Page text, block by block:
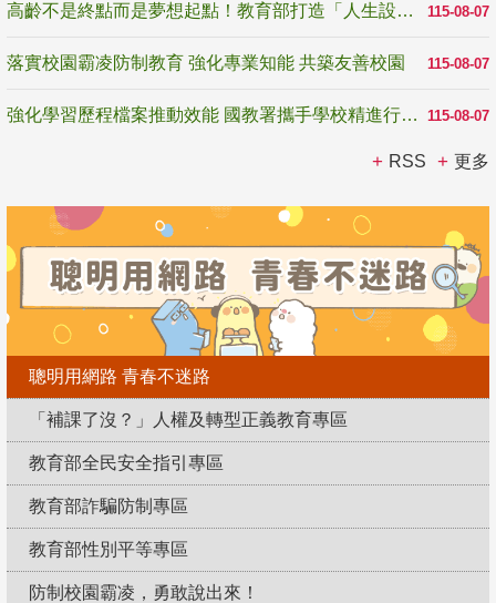
115-08-07
高齡不是終點而是夢想起點！教育部打造「人生設計夢工場」 參展第3屆高齡健康產業博覽會
115-08-07
落實校園霸凌防制教育 強化專業知能 共築友善校園
115-08-07
強化學習歷程檔案推動效能 國教署攜手學校精進行政與教學支持
RSS 更多
聰明用網路 青春不迷路
「補課了沒？」人權及轉型正義教育專區
教育部全民安全指引專區
教育部詐騙防制專區
教育部性別平等專區
防制校園霸凌，勇敢說出來！